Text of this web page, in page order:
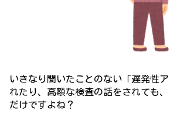
いきなり聞いたことのない「遅発性
れたり、高額な検査の話をされても
だけですよね？